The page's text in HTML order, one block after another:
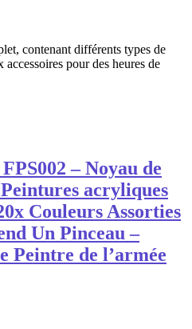
contenant différents types de
pour des heures de
– Noyau de
acryliques
Couleurs Assorties
Un Pinceau –
Peintre de l’armée